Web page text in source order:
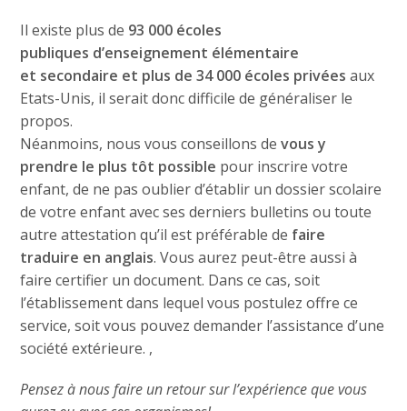
Il existe plus de 93 000 écoles
publiques d’enseignement élémentaire
et secondaire et plus de 34 000 écoles privéesaux
Etats-Unis, il serait donc difficile de généraliser le
propos.
Néanmoins, nous vous conseillons devous y
prendre le plus tôt possible pour inscrire votre
enfant, de ne pas oublier d’établir un dossier scolaire
de votre enfant avec ses derniers bulletins ou toute
autre attestation qu’il est préférable de faire
traduire en anglais. Vous aurez peut-être aussi à
faire certifier un document. Dans ce cas, soit
l’établissement dans lequel vous postulez offre ce
service, soit vous pouvez demander l’assistance d’une
société extérieure. ,
Pensez à nous faire un retour sur l’expérience que vous